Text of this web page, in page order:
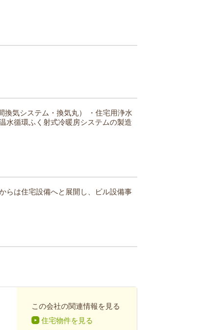
換気システム・換気丸）
・住宅用浄水
水循環ふく射式冷暖房システムの製造
らは住宅設備へと展開し、ビル設備事
この会社の関連情報を見る
住宅物件を見る